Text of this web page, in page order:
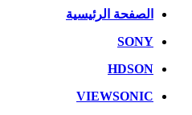
الصفحة الرئيسية
SONY
HDSON
VIEWSONIC